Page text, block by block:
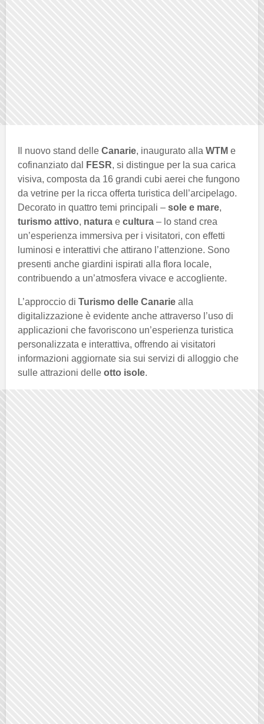
Il nuovo stand delle Canarie, inaugurato alla WTM e
cofinanziato dal
FESR, si distingue per la sua carica
visiva, composta da 16 grandi cubi aerei che fungono
da vetrine per la ricca offerta turistica dell’arcipelago.
Decorato in quattro temi principali – sole e mare,
turismo attivo, natura e cultura – lo stand crea
un’esperienza immersiva per i visitatori, con effetti
luminosi e interattivi che attirano l’attenzione. Sono
presenti anche giardini ispirati alla flora locale,
contribuendo a un’atmosfera vivace e accogliente.
L’approccio di Turismo delle Canarie alla
digitalizzazione è evidente anche attraverso l’uso di
applicazioni che favoriscono un’esperienza turistica
personalizzata e interattiva, offrendo ai visitatori
informazioni aggiornate sia sui servizi di alloggio che
sulle attrazioni delle otto isole.